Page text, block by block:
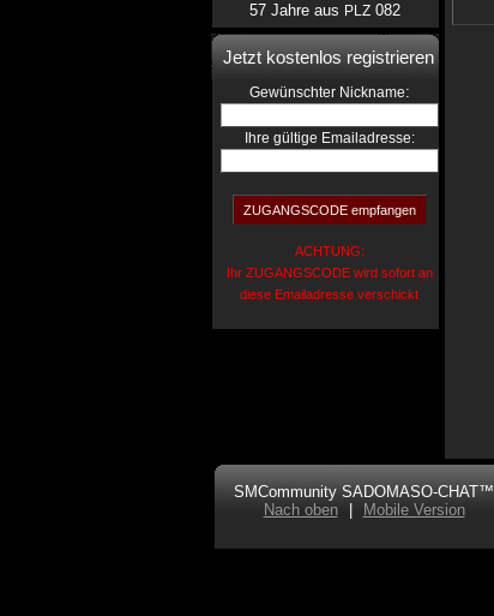
57 Jahre aus PLZ082
Jetzt kostenlos registrieren
Gewünschter Nickname:
Ihre gültige Emailadresse:
ACHTUNG:
Ihr ZUGANGSCODE wird sofort an
diese Emailadresse verschickt
SMCommunity SADOMASO-CHAT™
Nach oben
Mobile Version